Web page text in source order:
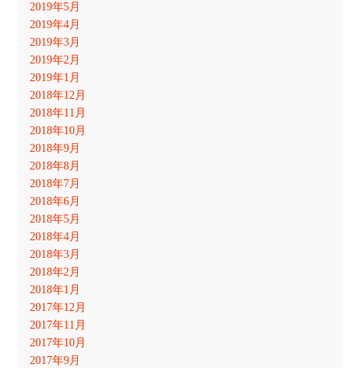
2019年5月
2019年4月
2019年3月
2019年2月
2019年1月
2018年12月
2018年11月
2018年10月
2018年9月
2018年8月
2018年7月
2018年6月
2018年5月
2018年4月
2018年3月
2018年2月
2018年1月
2017年12月
2017年11月
2017年10月
2017年9月